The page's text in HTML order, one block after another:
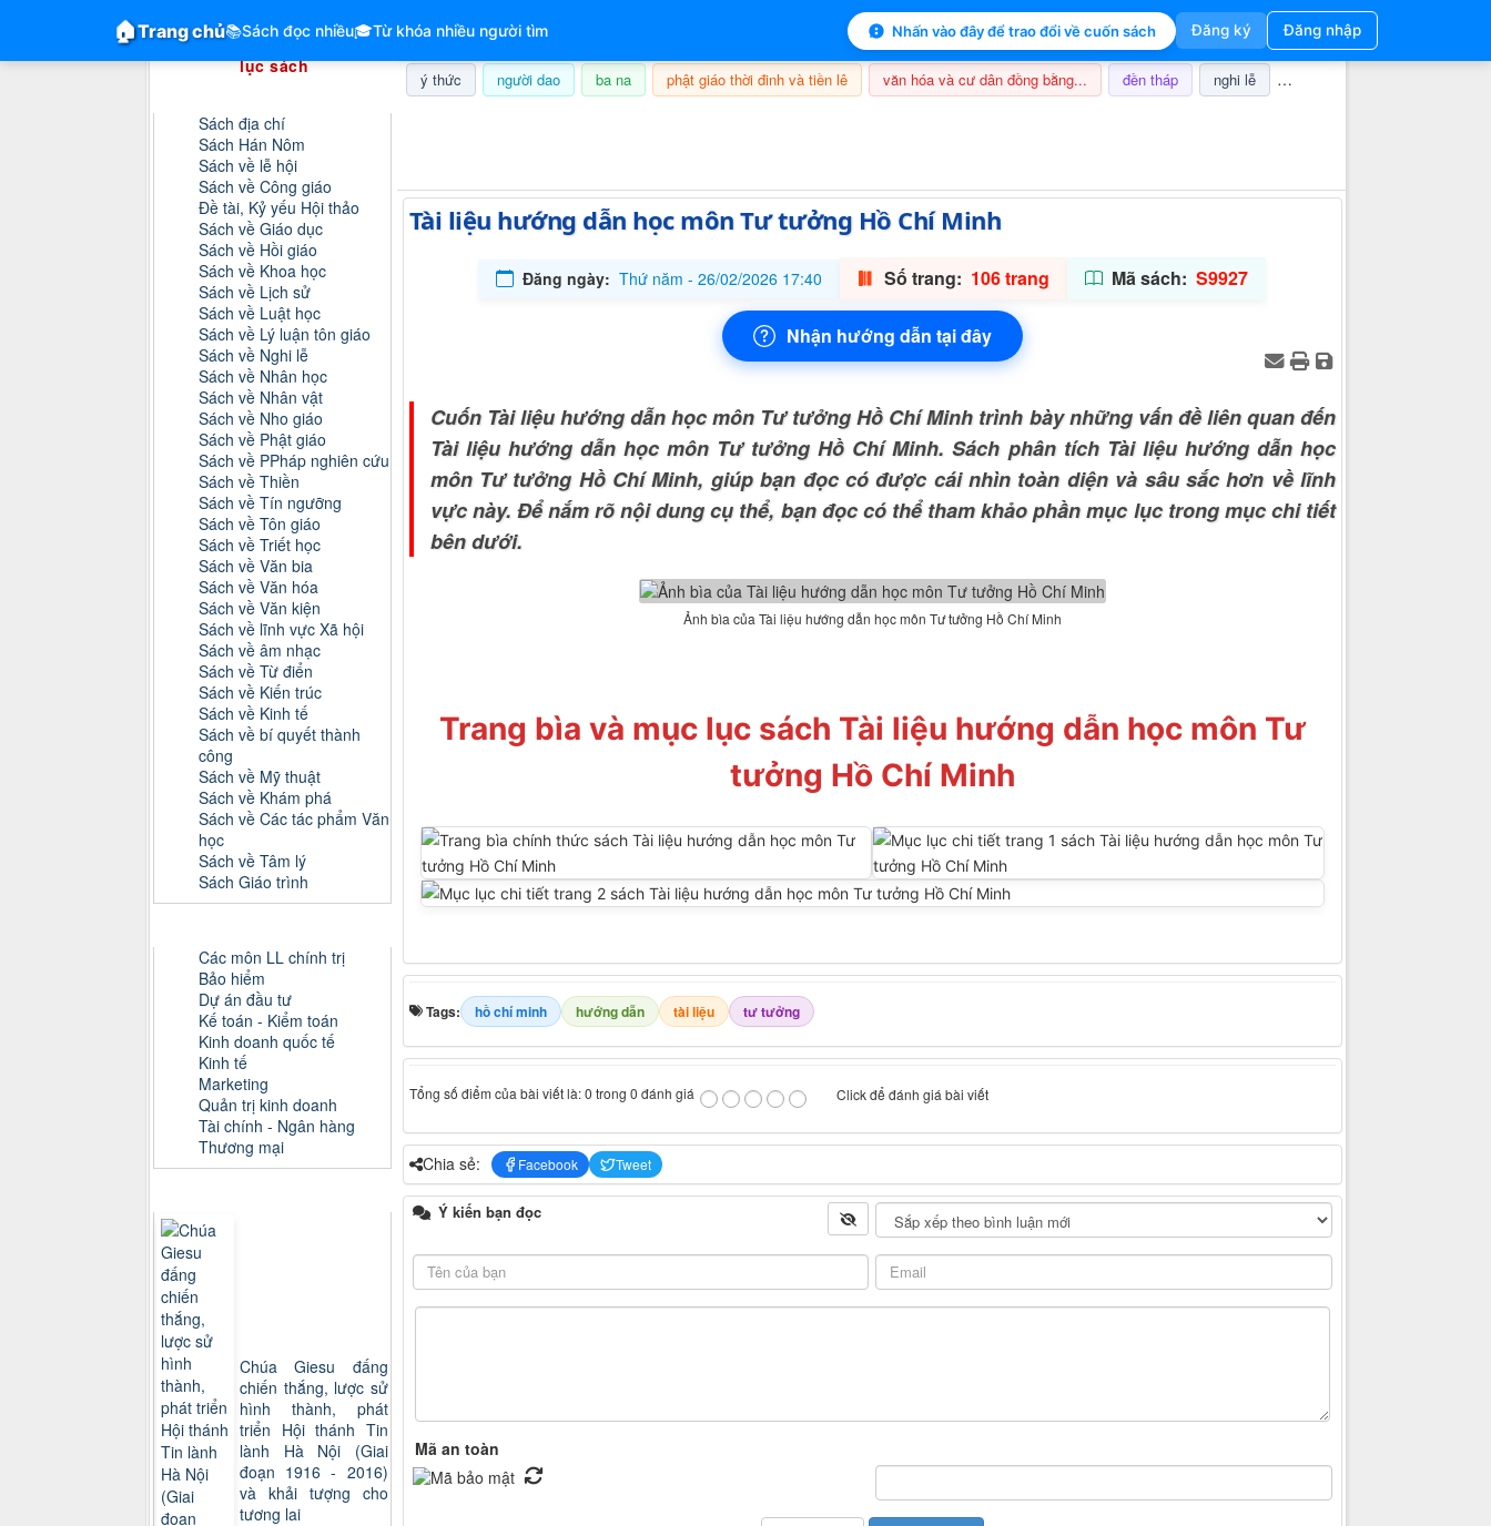
🏠Trang chủ📚Sách đọc nhiều🎓Từ khóa nhiều người tìm Nhấn vào đây để trao đổi về cuốn sách Đăng ký Đăng nhập
ý thức người dao ba na phật giáo thời đinh và tiền lê văn hóa và cư dân đồng bằng... đền tháp nghi lễ champa
Tài liệu hướng dẫn học môn Tư tưởng Hồ Chí Minh
Đăng ngày: Thứ năm - 26/02/2026 17:40 Số trang: 106 trang Mã sách: S9927
Nhận hướng dẫn tại đây
Cuốn Tài liệu hướng dẫn học môn Tư tưởng Hồ Chí Minh trình bày những vấn đề liên quan đến
Tài liệu hướng dẫn học môn Tư tưởng Hồ Chí Minh. Sách phân tích Tài liệu hướng dẫn học
môn Tư tưởng Hồ Chí Minh, giúp bạn đọc có được cái nhìn toàn diện và sâu sắc hơn về lĩnh
vực này. Để nắm rõ nội dung cụ thể, bạn đọc có thể tham khảo phần mục lục trong mục chi tiết
bên dưới.
Ảnh bìa của Tài liệu hướng dẫn học môn Tư tưởng Hồ Chí Minh
Trang bìa và mục lục sách Tài liệu hướng dẫn học môn Tư
tưởng Hồ Chí Minh
Tags: hồ chí minh hướng dẫn tài liệu tư tưởng
Tổng số điểm của bài viết là: 0 trong 0 đánh giá Click để đánh giá bài viết
Chia sẻ: Facebook Tweet
Ý kiến bạn đọc
Mã an toàn
Hệ thống hóa tài liệu & mục
lục sách
Sách địa chí
Sách Hán Nôm
Sách về lễ hội
Sách về Công giáo
Đề tài, Kỷ yếu Hội thảo
Sách về Giáo dục
Sách về Hồi giáo
Sách về Khoa học
Sách về Lịch sử
Sách về Luật học
Sách về Lý luận tôn giáo
Sách về Nghi lễ
Sách về Nhân học
Sách về Nhân vật
Sách về Nho giáo
Sách về Phật giáo
Sách về PPháp nghiên cứu
Sách về Thiền
Sách về Tín ngưỡng
Sách về Tôn giáo
Sách về Triết học
Sách về Văn bia
Sách về Văn hóa
Sách về Văn kiện
Sách về lĩnh vực Xã hội
Sách về âm nhạc
Sách về Từ điển
Sách về Kiến trúc
Sách về Kinh tế
Sách về bí quyết thành
công
Sách về Mỹ thuật
Sách về Khám phá
Sách về Các tác phẩm Văn
học
Sách về Tâm lý
Sách Giáo trình
Các môn LL chính trị
Bảo hiểm
Dự án đầu tư
Kế toán - Kiểm toán
Kinh doanh quốc tế
Kinh tế
Marketing
Quản trị kinh doanh
Tài chính - Ngân hàng
Thương mại
Chúa Giesu đấng
chiến thắng, lược sử
hình thành, phát
triển Hội thánh Tin
lành Hà Nội (Giai
đoạn 1916 - 2016)
và khải tượng cho
tương lai